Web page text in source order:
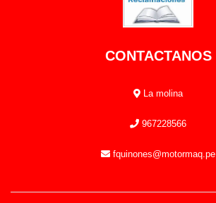
CONTACTANOS
La molina
967228566
fquinones@motormaq.pe